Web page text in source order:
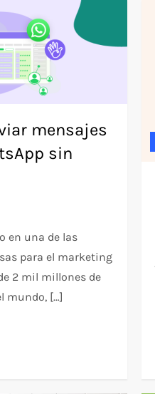
mensajes
sin
en una de las
para el marketing
2 mil millones de
mundo, […]